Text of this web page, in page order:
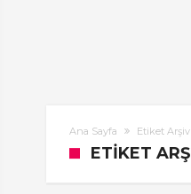
Ana Sayfa Etiket
ETIKET